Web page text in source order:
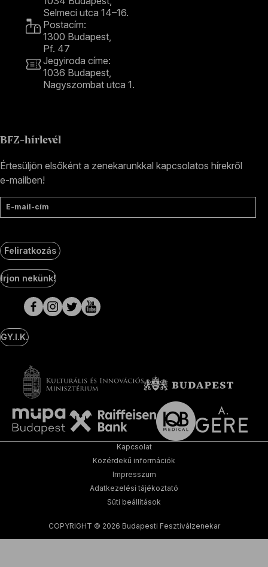
Selmeci utca 14–16.
Postacím:
1300 Budapest,
Pf. 47
Jegyiroda címe:
1036 Budapest,
Nagyszombat utca 1.
BFZ-hírlevél
Értesüljön elsőként a zenekarunkkal kapcsolatos hírekről
e-mailben!
E-mail-cím
Feliratkozás
Social
Media
oldalak
Írjon nekünk!
GY.I.K.
COPYRIGHT © 2026 Budapesti Fesztiválzenekar
Kapcsolat
Közérdekű információk
Impresszum
Adatkezelési tájékoztató
Süti beállítások